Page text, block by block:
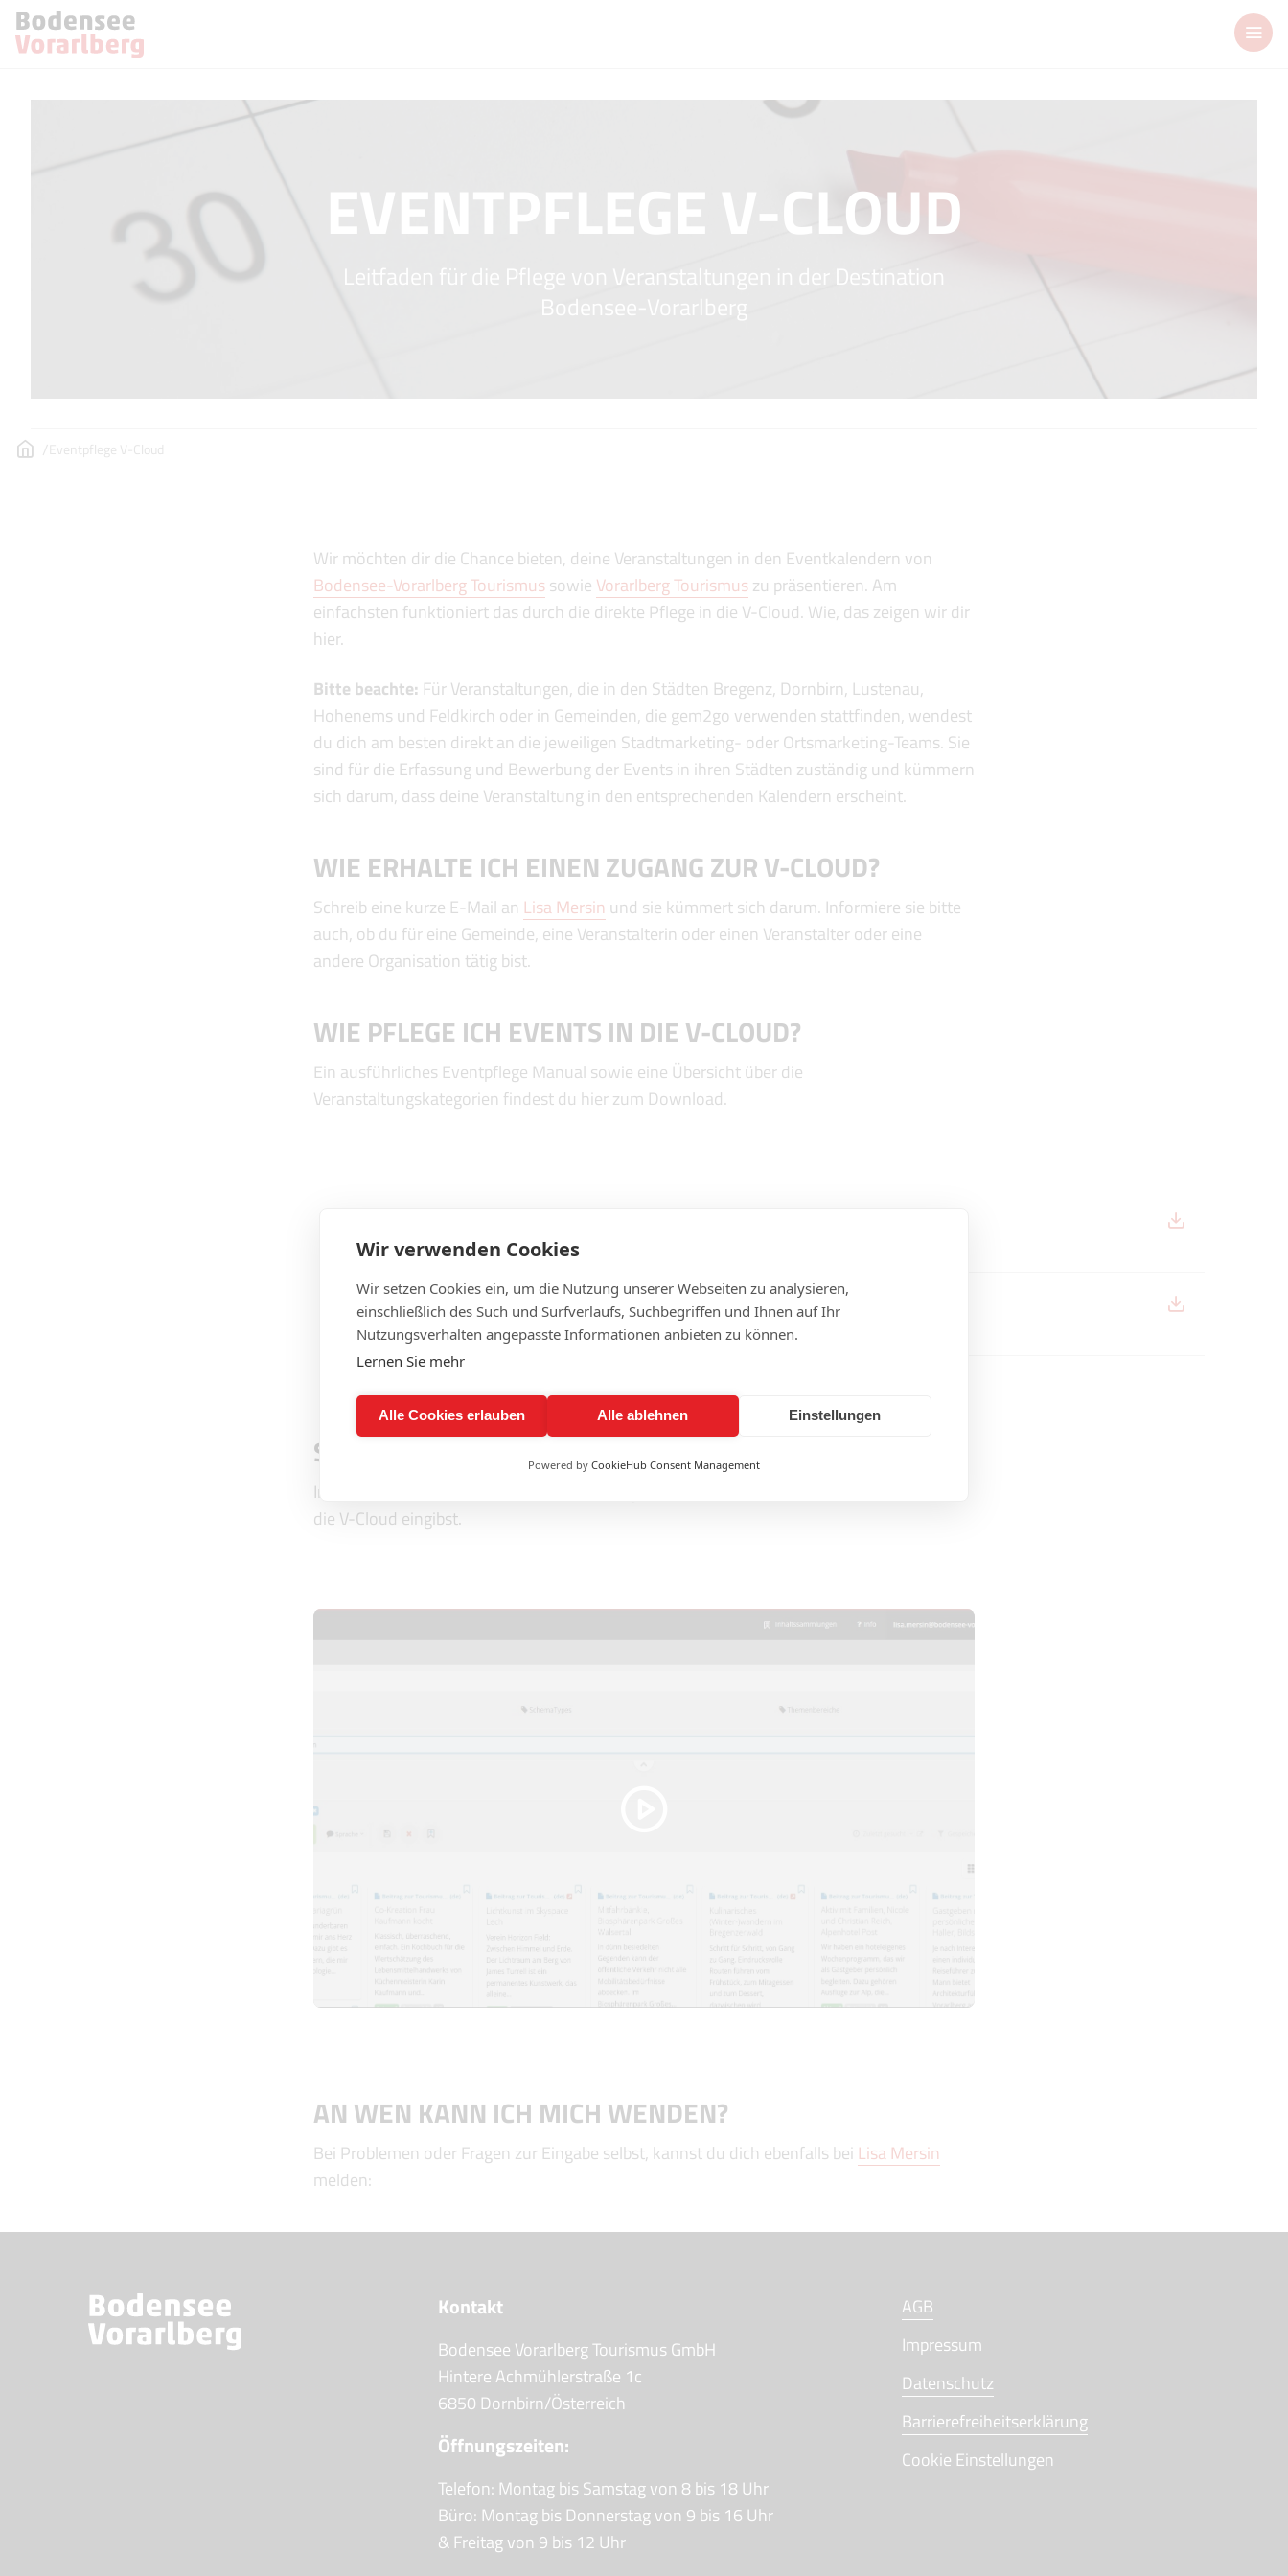
EVENTPFLEGE V-CLOUD
Leitfaden für die Pflege von Veranstaltungen in der Destination
Bodensee-Vorarlberg
Eventpflege V-Cloud
Wir möchten dir die Chance bieten, deine Veranstaltungen in den Eventkalendern von
Bodensee-Vorarlberg Tourismussowie Vorarlberg Tourismuszu präsentieren. Am
einfachsten funktioniert das durch die direkte Pflege in die V-Cloud. Wie, das zeigen wir dir
hier.
Bitte beachte: Für Veranstaltungen, die in den Städten Bregenz, Dornbirn, Lustenau,
Hohenems und Feldkirch oder in Gemeinden, die gem2go verwenden stattfinden, wendest
du dich am besten direkt an die jeweiligen Stadtmarketing- oder Ortsmarketing-Teams. Sie
sind für die Erfassung und Bewerbung der Events in ihren Städten zuständig und kümmern
sich darum, dass deine Veranstaltung in den entsprechenden Kalendern erscheint.
WIE ERHALTE ICH EINEN ZUGANG ZUR V-CLOUD?
Schreib eine kurze E-Mail an Lisa Mersin und sie kümmert sich darum. Informiere sie bitte
auch, ob du für eine Gemeinde, eine Veranstalterin oder einen Veranstalter oder eine
andere Organisation tätig bist.
WIE PFLEGE ICH EVENTS IN DIE V-CLOUD?
Ein ausführliches Eventpflege Manual sowie eine Übersicht über die
Veranstaltungskategorien findest du hier zum Download.
Veranstaltungskategorien
PDF 49 KB
SO FUNKTIONIERT'S
Im Video kannst du dir ansehen, wie die Eingabemaske aussieht und wie du ein Event in
die V-Cloud eingibst.
AN WEN KANN ICH MICH WENDEN?
Bei Problemen oder Fragen zur Eingabe selbst, kannst du dich ebenfalls bei Lisa Mersin
melden:
Kontakt
Bodensee Vorarlberg Tourismus GmbH
Hintere Achmühlerstraße 1c
6850 Dornbirn/Österreich
Öffnungszeiten:
Telefon: Montag bis Samstag von 8 bis 18 Uhr
Büro: Montag bis Donnerstag von 9 bis 16 Uhr
& Freitag von 9 bis 12 Uhr
AGB
Impressum
Datenschutz
Barrierefreiheitserklärung
Cookie Einstellungen
Wir verwenden Cookies
Wir setzen Cookies ein, um die Nutzung unserer Webseiten zu analysieren,
einschließlich des Such und Surfverlaufs, Suchbegriffen und Ihnen auf Ihr
Nutzungsverhalten angepasste Informationen anbieten zu können.
Lernen Sie mehr
Alle Cookies erlauben Alle ablehnen Einstellungen
Powered by CookieHub Consent Management